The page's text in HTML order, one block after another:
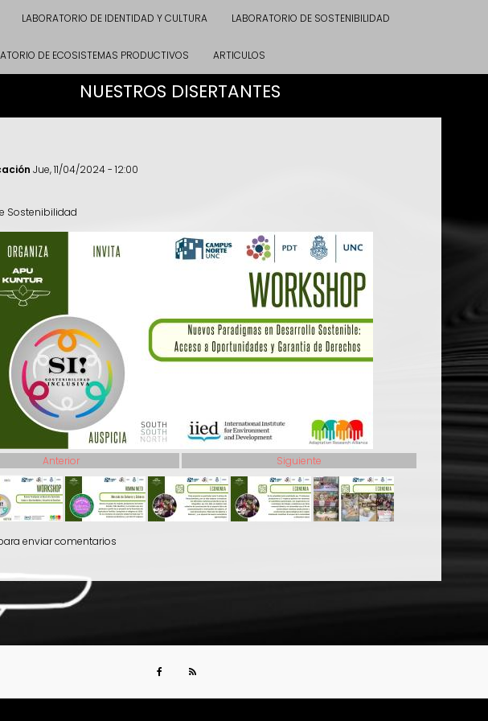
LABORATORIO DE IDENTIDAD Y CULTURA LABORATORIO DE SOSTENIBILIDAD
DE ECOSISTEMAS PRODUCTIVOS ARTICULOS
NUESTROS DISERTANTES
Jue, 11/04/2024 - 12:00
Sostenibilidad
Anterior Siguiente
enviar comentarios